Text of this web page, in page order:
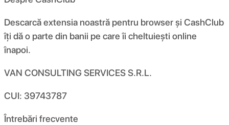
Descarcă extensia noastră pentru browser și CashClub
îți dă o parte din banii pe care îi cheltuiești online
înapoi.
VAN CONSULTING SERVICES S.R.L.
CUI: 39743787
Întrebări frecvente